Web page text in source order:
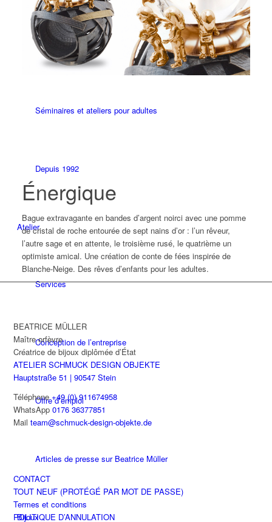
Mentor
Séminaires et ateliers pour adultes
Depuis 1992
Atelier
Services
Conception de l’entreprise
Offre d’emploi
Articles de presse sur Beatrice Müller
Bijoux
Énergique
Bague extravagante en bandes d’argent noirci avec une pomme
de cristal de roche entourée de sept nains d’or : l’un rêveur,
l’autre sage et en attente, le troisième rusé, le quatrième un
optimiste amical. Une création de conte de fées inspirée de
Blanche-Neige. Des rêves d’enfants pour les adultes.
BEATRICE MÜLLER
Maître orfèvre
Créatrice de bijoux diplômée d’État
ATELIER SCHMUCK DESIGN OBJEKTE
Hauptstraße 51 | 90547 Stein
Téléphone+49 (0) 911674958
WhatsApp0176 36377851
Mailteam@schmuck-design-objekte.de
CONTACT
TOUT NEUF (PROTÉGÉ PAR MOT DE PASSE)
Termes et conditions
POLITIQUE D’ANNULATION